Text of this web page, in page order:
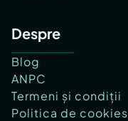
Despre
Blog
ANPC
Termeni și condiții
Politica de cookies